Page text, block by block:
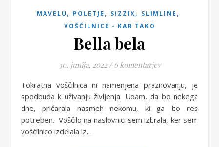
MAVELU , POLETJE , SIZZIX, SLIMLINE ,
VOŠČILNICE - KAR TAKO
Bella bela
30. junija, 2022 / 6 komentarjev
Tokratna voščilnica ni namenjena praznovanju, je
spodbuda k uživanju življenja. Upam, da bo nekega
dne, pričarala nasmeh nekomu, ki ga bo res
potreben. Voščilo na naslovnici sem izbrala, ker sem
voščilnico izdelala iz…